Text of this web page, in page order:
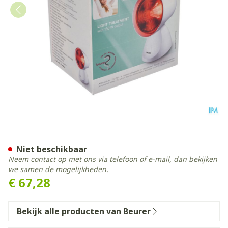
€ 67,28
Niet beschikbaar
Neem contact op met ons via telefoon of e-mail, dan bekijken
we samen de mogelijkheden.
Bekijk alle producten van Beurer